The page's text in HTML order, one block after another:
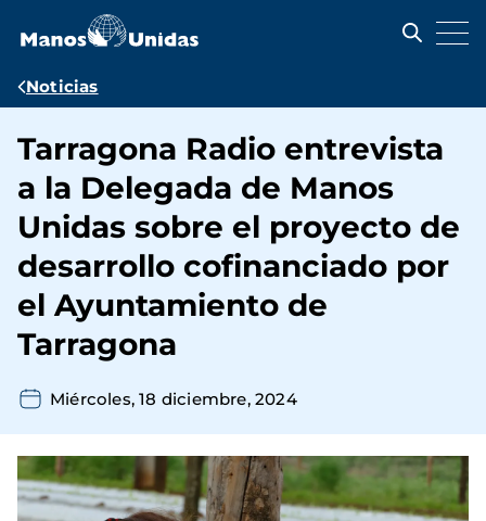
contenido
Ruta
navegación
Noticias
Tarragona Radio entrevista
a la Delegada de Manos
Unidas sobre el proyecto de
desarrollo cofinanciado por
el Ayuntamiento de
Tarragona
Miércoles, 18 diciembre, 2024